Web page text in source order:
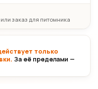
или заказ для питомника
только
За её пределами —